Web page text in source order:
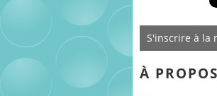
S'inscrire à la
À PROPOS